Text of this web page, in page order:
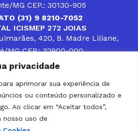
privacidade
aprimorar sua experiência de
ou conteúdo personalizado e
Ao clicar em “Aceitar todos”,
nosso uso de
MG CEP.: 30130-905
(31) 9 8210-7052
ICISMEP 272 JOIAS
420, B. Madre Liliane,
MG CEP.: 32900-000
4400 ou (31) 9 8309-8660
AÇÕES E SERVIÇOS
A ASSISTÊNCIA À
EM QUE ATUA, SENDO
CONSORCIADOS NA
ENFRENTADAS POR
É O COMPROMISSO DO
ICISMEP.